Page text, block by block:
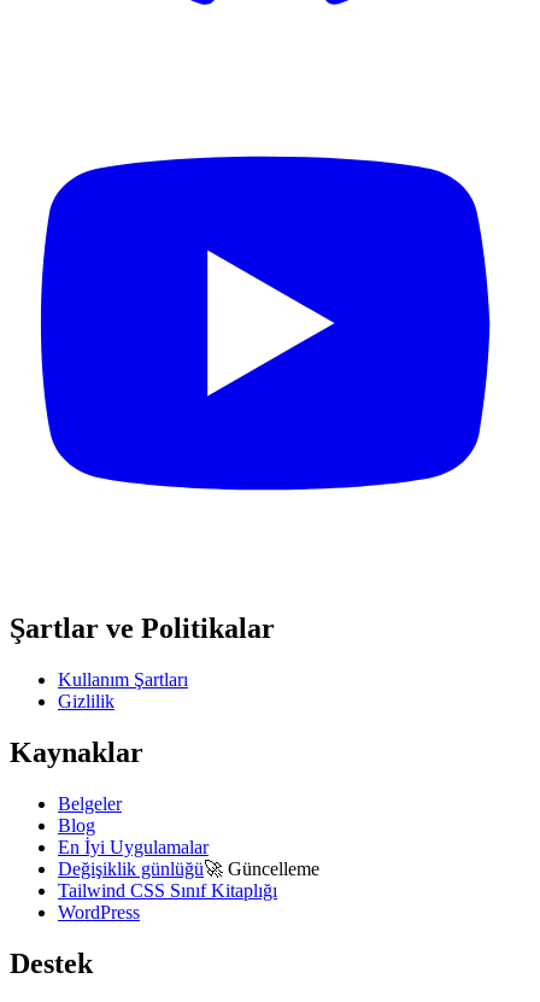
Şartlar ve Politikalar
Kullanım Şartları
Gizlilik
Kaynaklar
Belgeler
Blog
En İyi Uygulamalar
Değişiklik günlüğü🚀 Güncelleme
Tailwind CSS Sınıf Kitaplığı
WordPress
Destek